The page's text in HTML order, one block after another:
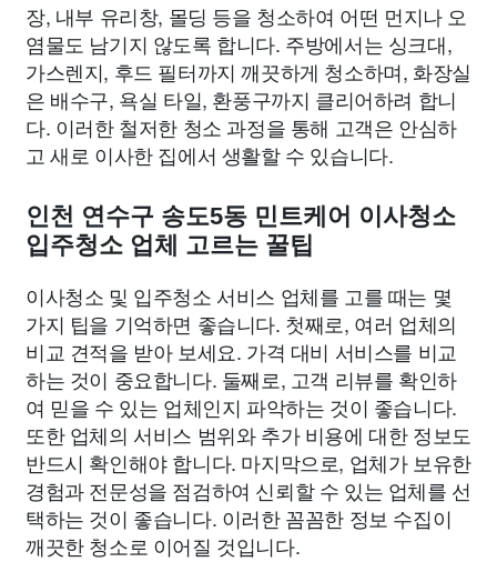
장, 내부 유리창, 몰딩 등을 청소하여 어떤 먼지나 오
염물도 남기지 않도록 합니다. 주방에서는 싱크대,
가스렌지, 후드 필터까지 깨끗하게 청소하며, 화장실
은 배수구, 욕실 타일, 환풍구까지 클리어하려 합니
다. 이러한 철저한 청소 과정을 통해 고객은 안심하
고 새로 이사한 집에서 생활할 수 있습니다.
인천 연수구 송도5동 민트케어 이사청소
입주청소 업체 고르는 꿀팁
이사청소 및 입주청소 서비스 업체를 고를 때는 몇
가지 팁을 기억하면 좋습니다. 첫째로, 여러 업체의
비교 견적을 받아 보세요. 가격 대비 서비스를 비교
하는 것이 중요합니다. 둘째로, 고객 리뷰를 확인하
여 믿을 수 있는 업체인지 파악하는 것이 좋습니다.
또한 업체의 서비스 범위와 추가 비용에 대한 정보도
반드시 확인해야 합니다. 마지막으로, 업체가 보유한
경험과 전문성을 점검하여 신뢰할 수 있는 업체를 선
택하는 것이 좋습니다. 이러한 꼼꼼한 정보 수집이
깨끗한 청소로 이어질 것입니다.